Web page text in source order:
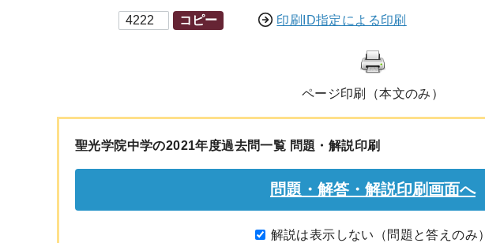
コピー 印刷ID指定による印刷
ページ印刷（本文のみ）
聖光学院中学の2021年度過去問一覧 問題・解説印刷
解説は表示しない（問題と答えのみ）